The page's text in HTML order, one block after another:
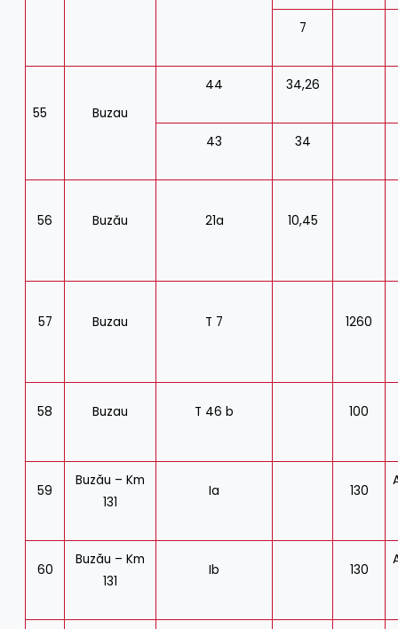
7
55 Buzau
44 34,26
43 34
56 Buzău 21a 10,45
57 Buzau T 7 1260
58 Buzau T 46 b 100
59
Buzău – Km
131
Ia 130
60
Buzău – Km
131
Ib 130